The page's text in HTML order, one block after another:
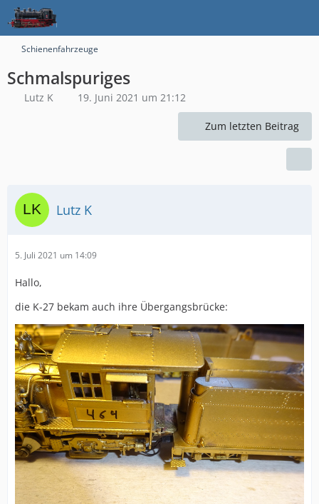
Schienenfahrzeuge
Schmalspuriges
Lutz K 19. Juni 2021 um 21:12
Zum letzten Beitrag
Lutz K
5. Juli 2021 um 14:09
Hallo,
die K-27 bekam auch ihre Übergangsbrücke: